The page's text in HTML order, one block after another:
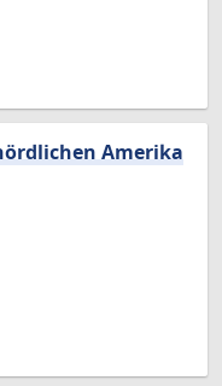
Amerika